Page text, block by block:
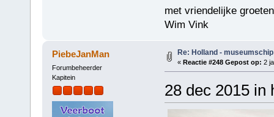
met vriendelijke
Wim Vink
PiebeJanMan
Forumbeheerder
Kapitein
Re: Holland - museumschip
« Reactie #248 Gepost op: 2
28 dec 2015 in